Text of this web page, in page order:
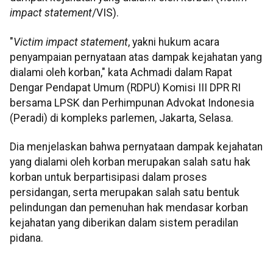
impact statement/VIS).
"Victim impact statement, yakni hukum acara
penyampaian pernyataan atas dampak kejahatan yang
dialami oleh korban," kata Achmadi dalam Rapat
Dengar Pendapat Umum (RDPU) Komisi III DPR RI
bersama LPSK dan Perhimpunan Advokat Indonesia
(Peradi) di kompleks parlemen, Jakarta, Selasa.
Dia menjelaskan bahwa pernyataan dampak kejahatan
yang dialami oleh korban merupakan salah satu hak
korban untuk berpartisipasi dalam proses
persidangan, serta merupakan salah satu bentuk
pelindungan dan pemenuhan hak mendasar korban
kejahatan yang diberikan dalam sistem peradilan
pidana.